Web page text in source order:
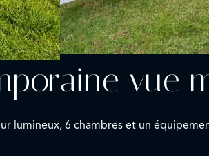
vue
lumineux, 6 chambres et un